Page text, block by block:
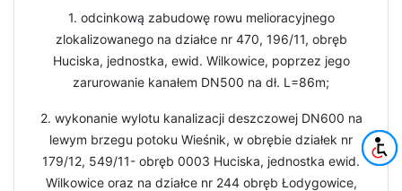
1. odcinkową zabudowę rowu melioracyjnego
zlokalizowanego na działce nr 470, 196/11, obręb
Huciska, jednostka, ewid. Wilkowice, poprzez jego
zarurowanie kanałem DN500 na dł. L=86m;
2. wykonanie wylotu kanalizacji deszczowej DN600 na
lewym brzegu potoku Wieśnik, w obrębie działek nr
179/12, 549/11- obręb 0003 Huciska, jednostka ewid.
Wilkowice oraz na działce nr 244 obręb Łodygowice,